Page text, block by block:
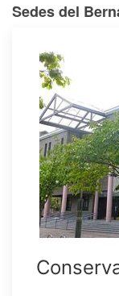
Sedes del